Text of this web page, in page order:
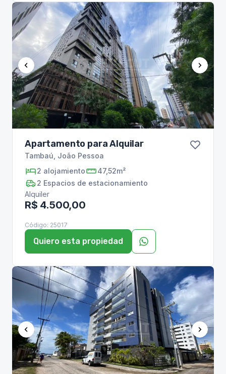
Apartamento para Alquilar
Tambaú João Pessoa
2 alojamiento
47,52m²
2 Espacios de estacionamiento
Alquiler
R$ 4.500,00
Código: 25017
Quiero esta propiedad